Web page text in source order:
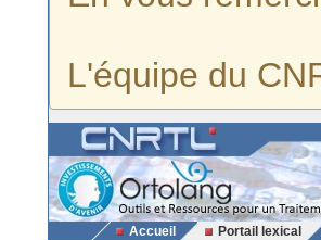
L'équipe du
Accueil Portail lexical